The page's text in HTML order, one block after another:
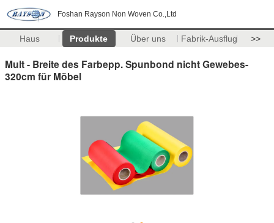
Foshan Rayson Non Woven Co.,Ltd
Haus Produkte Über uns Fabrik-Ausflug >>
Mult - Breite des Farbepp. Spunbond nicht Gewebes-
320cm für Möbel